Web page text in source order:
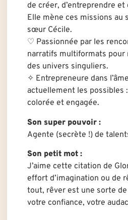
de créer, d’entreprendre et
Elle mène ces missions au
sœur Cécile.
♡ Passionnée par les
narratifs multiformats pour
des univers singuliers.
✧ Entrepreneure dans
actuellement les possibles
colorée et engagée.
Son super pouvoir :
Agente (secrète !) de
Son petit mot :
J’aime cette citation de
effort d’imagination ou de
tout, rêver est une sorte
votre confiance, votre